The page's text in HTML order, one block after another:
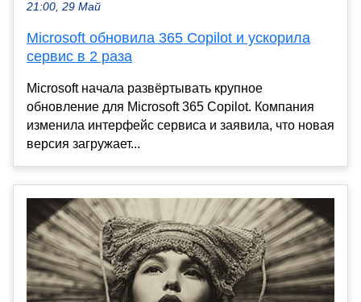
21:00, 29 Май
Microsoft обновила 365 Copilot и ускорила
сервис в 2 раза
Microsoft начала развёртывать крупное
обновление для Microsoft 365 Copilot. Компания
изменила интерфейс сервиса и заявила, что новая
версия загружает...